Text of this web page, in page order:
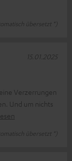
übersetzt *)
Verzerrungen
Und um nichts
übersetzt *)
15.01.2025